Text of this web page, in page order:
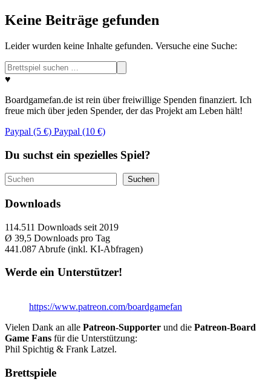
Keine Beiträge gefunden
Leider wurden keine Inhalte gefunden. Versuche eine Suche:
Suchen
nach:
♥
Boardgamefan.de ist rein über freiwillige Spenden finanziert. Ich
freue mich über jeden Spender, der das Projekt am Leben hält!
Paypal (5 €) Paypal (10 €)
Du suchst ein spezielles Spiel?
Suchen Suchen
Downloads
114.511 Downloads seit 2019
Ø 39,5 Downloads pro Tag
441.087 Abrufe (inkl. KI-Abfragen)
Werde ein Unterstützer!
https://www.patreon.com/boardgamefan
Vielen Dank an alle Patreon-Supporter und die Patreon-Board
Game Fans für die Unterstützung:
Phil Spichtig & Frank Latzel.
Brettspiele